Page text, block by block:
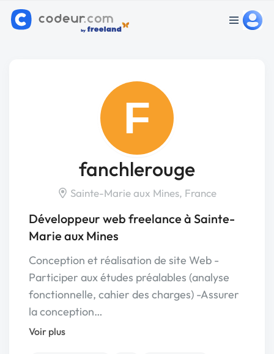
F
fanchlerouge
Sainte-Marie aux Mines, France
Développeur web freelance à Sainte-
Marie aux Mines
Conception et réalisation de site Web -
Participer aux études préalables (analyse
fonctionnelle, cahier des charges) -Assurer
la conception…
Voir plus